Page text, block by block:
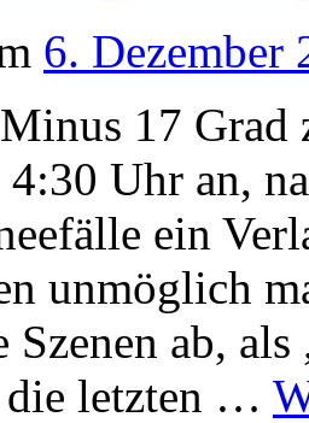
6. Dezember
17 Grad
Uhr an,
ein
unmöglich
ab, als
die letzten …